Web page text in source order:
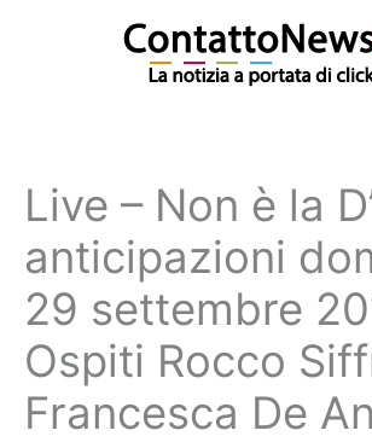
Live – Non è la
anticipazioni
29 settembre
Ospiti Rocco
Francesca De